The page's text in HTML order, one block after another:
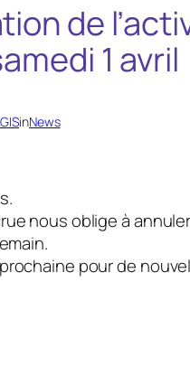
de
1 avril
inNews
nous oblige à annuler
pour de